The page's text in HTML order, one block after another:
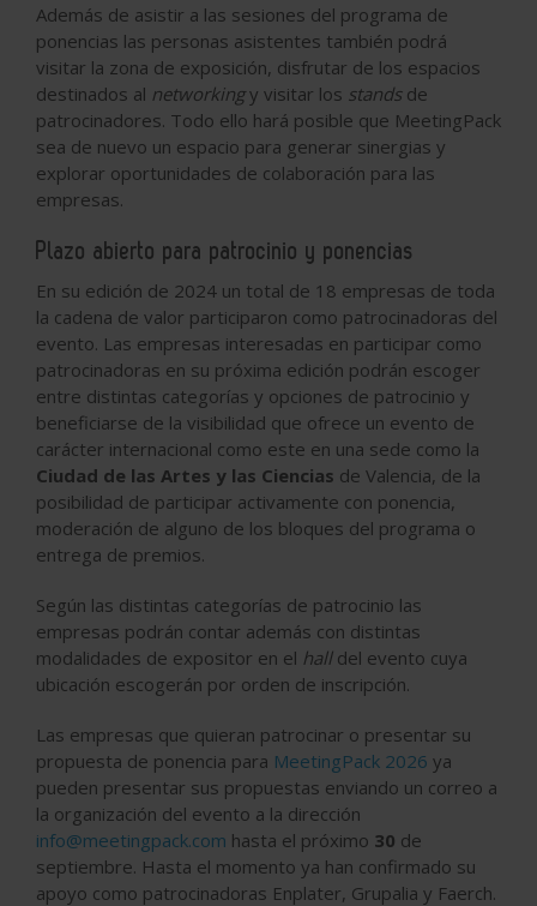
Además de asistir a las sesiones del programa de
ponencias las personas asistentes también podrá
visitar la zona de exposición, disfrutar de los espacios
destinados al networkingy visitar los standsde
patrocinadores. Todo ello hará posible que MeetingPack
sea de nuevo un espacio para generar sinergias y
explorar oportunidades de colaboración para las
empresas.
Plazo abierto para patrocinio y ponencias
En su edición de 2024 un total de 18 empresas de toda
la cadena de valor participaron como patrocinadoras del
evento. Las empresas interesadas en participar como
patrocinadoras en su próxima edición podrán escoger
entre distintas categorías y opciones de patrocinio y
beneficiarse de la visibilidad que ofrece un evento de
carácter internacional como este en una sede como la
Ciudad de las Artes y las Ciencias de Valencia, de la
posibilidad de participar activamente con ponencia,
moderación de alguno de los bloques del programa o
entrega de premios.
Según las distintas categorías de patrocinio las
empresas podrán contar además con distintas
modalidades de expositor en el halldel evento cuya
ubicación escogerán por orden de inscripción.
Las empresas que quieran patrocinar o presentar su
propuesta de ponencia para MeetingPack 2026 ya
pueden presentar sus propuestas enviando un correo a
la organización del evento a la dirección
info@meetingpack.com hasta el próximo 30 de
septiembre. Hasta el momento ya han confirmado su
apoyo como patrocinadoras Enplater, Grupalia y Faerch.